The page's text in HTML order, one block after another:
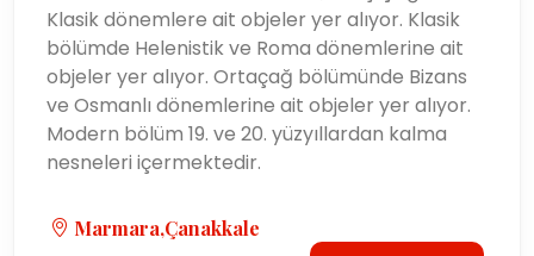
Klasik dönemlere ait objeler yer alıyor. Klasik
bölümde Helenistik ve Roma dönemlerine ait
objeler yer alıyor. Ortaçağ bölümünde Bizans
ve Osmanlı dönemlerine ait objeler yer alıyor.
Modern bölüm 19. ve 20. yüzyıllardan kalma
nesneleri içermektedir.
Marmara,Çanakkale